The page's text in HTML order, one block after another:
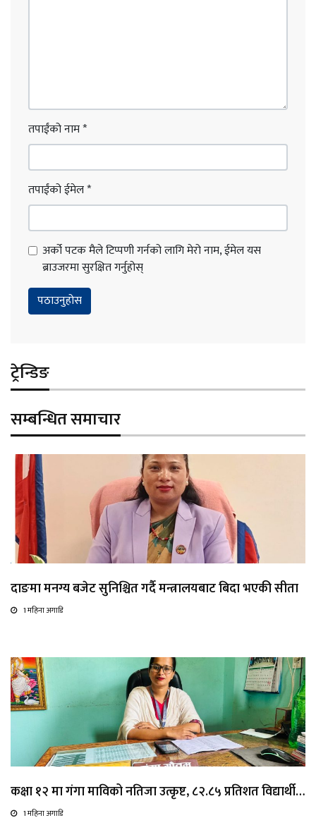
तपाईंको नाम*
तपाईंको ईमेल*
अर्को पटक मैले टिप्पणी गर्नको लागि मेरो नाम, ईमेल यस
ब्राउजरमा सुरक्षित गर्नुहोस्
ट्रेन्डिङ
सम्बन्धित समाचार
दाङमा मनग्य बजेट सुनिश्चित गर्दै मन्त्रालयबाट बिदा भएकी सीता
1 महिना अगाडि
कक्षा १२ मा गंगा माविको नतिजा उत्कृष्ट, ८२.८५ प्रतिशत विद्यार्थी…
1 महिना अगाडि